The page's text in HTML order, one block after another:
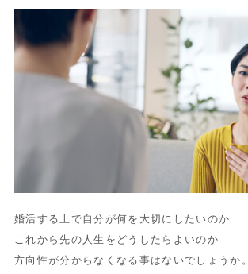
婚活する上で自分が何を大切にしたいのか
これから先の人生をどうしたらよいのか
方向性が分からなくなる事はないでしょうか。